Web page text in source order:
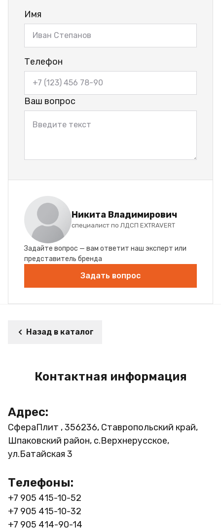
Имя
Телефон
Ваш вопрос
Никита Владимирович
специалист по ЛДСП EXTRAVERT
Задайте вопрос — вам ответит наш эксперт или
представитель бренда
Задать вопрос
Назад в каталог
Контактная информация
Адрес:
СфераПлит , 356236, Ставропольский край,
Шпаковский район, с.Верхнерусское,
ул.Батайская 3
Телефоны:
+7 905 415-10-52
+7 905 415-10-32
+7 905 414-90-14